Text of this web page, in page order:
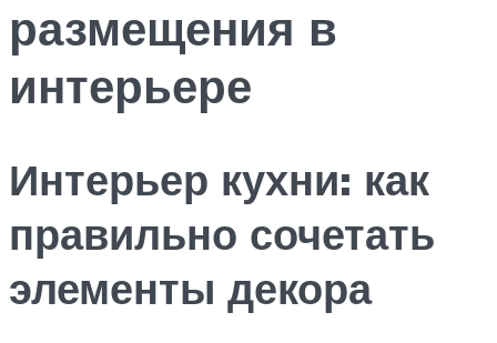
размещения в
интерьере
Интерьер кухни: как
правильно сочетать
элементы декора